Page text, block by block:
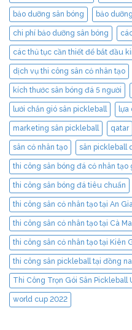
bảo dưỡng sân bóng bảo
chi phí bảo dưỡng sân bóng
các thủ tục cần thiết để bắt đầu
dịch vụ thi công sân cỏ nhân tạo
kích thước sân bóng đá 5 người
lưới chắn gió sân pickleball lựa
marketing sân pickleball qatar
sân cỏ nhân tạo sân pickleball
thi công sân bóng đá cỏ nhân tạo
thi công sân bóng đá tiêu chuẩn
thi công sân cỏ nhân tạo tại An
thi công sân cỏ nhân tạo tại Cà
thi công sân cỏ nhân tạo tại Kiên
thi công sân pickleball tại đồng
Thi Công Trọn Gói Sân Pickleball
world cup 2022